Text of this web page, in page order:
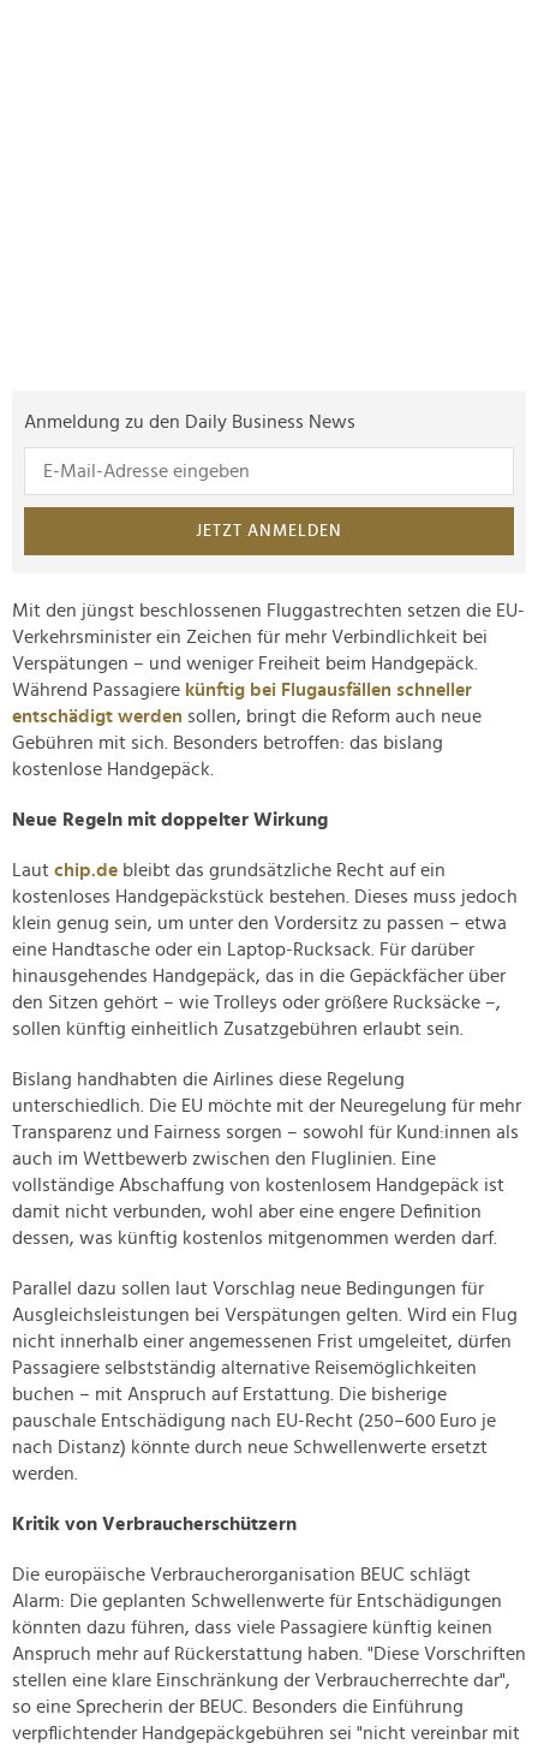
Anmeldung zu den Daily Business News
JETZT ANMELDEN
Mit den jüngst beschlossenen Fluggastrechten setzen die EU-
Verkehrsminister ein Zeichen für mehr Verbindlichkeit bei
Verspätungen – und weniger Freiheit beim Handgepäck.
Während Passagiere künftig bei Flugausfällen schneller
entschädigt werden sollen, bringt die Reform auch neue
Gebühren mit sich. Besonders betroffen: das bislang
kostenlose Handgepäck.
Neue Regeln mit doppelter Wirkung
Laut chip.de bleibt das grundsätzliche Recht auf ein
kostenloses Handgepäckstück bestehen. Dieses muss jedoch
klein genug sein, um unter den Vordersitz zu passen – etwa
eine Handtasche oder ein Laptop-Rucksack. Für darüber
hinausgehendes Handgepäck, das in die Gepäckfächer über
den Sitzen gehört – wie Trolleys oder größere Rucksäcke –,
sollen künftig einheitlich Zusatzgebühren erlaubt sein.
Bislang handhabten die Airlines diese Regelung
unterschiedlich. Die EU möchte mit der Neuregelung für mehr
Transparenz und Fairness sorgen – sowohl für Kund:innen als
auch im Wettbewerb zwischen den Fluglinien. Eine
vollständige Abschaffung von kostenlosem Handgepäck ist
damit nicht verbunden, wohl aber eine engere Definition
dessen, was künftig kostenlos mitgenommen werden darf.
Parallel dazu sollen laut Vorschlag neue Bedingungen für
Ausgleichsleistungen bei Verspätungen gelten. Wird ein Flug
nicht innerhalb einer angemessenen Frist umgeleitet, dürfen
Passagiere selbstständig alternative Reisemöglichkeiten
buchen – mit Anspruch auf Erstattung. Die bisherige
pauschale Entschädigung nach EU-Recht (250–600 Euro je
nach Distanz) könnte durch neue Schwellenwerte ersetzt
werden.
Kritik von Verbraucherschützern
Die europäische Verbraucherorganisation BEUC schlägt
Alarm: Die geplanten Schwellenwerte für Entschädigungen
könnten dazu führen, dass viele Passagiere künftig keinen
Anspruch mehr auf Rückerstattung haben. "Diese Vorschriften
stellen eine klare Einschränkung der Verbraucherrechte dar",
so eine Sprecherin der BEUC. Besonders die Einführung
verpflichtender Handgepäckgebühren sei "nicht vereinbar mit